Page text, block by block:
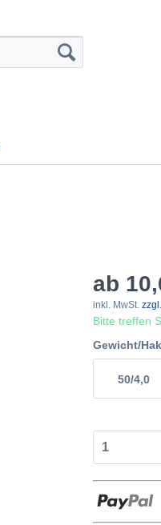
ab
inkl. MwSt.
Bitte treffen
Gewicht/
50/4,0